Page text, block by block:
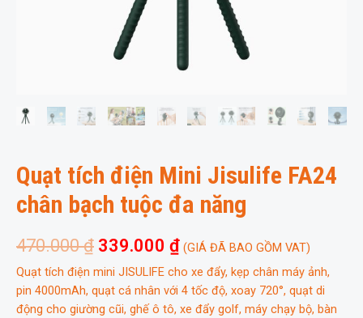
Quạt tích điện Mini Jisulife FA24
chân bạch tuộc đa năng
470.000₫ 339.000 ₫ (GIÁ ĐÃ BAO GỒM VAT)
Quạt tích điện mini JISULIFE cho xe đẩy, kẹp chân máy ảnh,
pin 4000mAh, quạt cá nhân với 4 tốc độ, xoay 720°, quạt di
động cho giường cũi, ghế ô tô, xe đẩy golf, máy chạy bộ, bàn